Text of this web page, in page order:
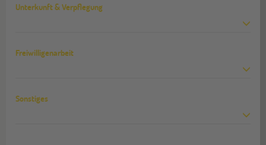
Unterkunft & Verpflegung
Freiwilligenarbeit
Sonstiges